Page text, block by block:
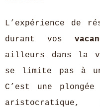
L’expérience de
durant vos
ailleurs dans la
se limite pas à un
C’est une